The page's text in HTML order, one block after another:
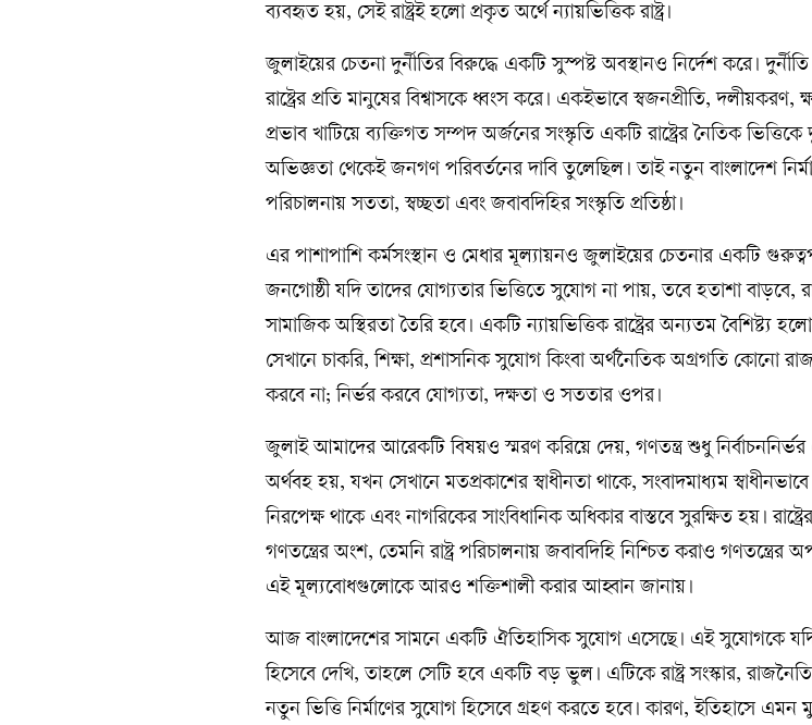
ব্যবহৃত হয়, সেই রাষ্ট্রই হলো প্রকৃত অর্থে ন্যায়ভিত্তিক রাষ্ট্র।
জুলাইয়ের চেতনা দুর্নীতির বিরুদ্ধে একটি সুস্পষ্ট অবস্থানও নির্দেশ করে।
রাষ্ট্রের প্রতি মানুষের বিশ্বাসকে ধ্বংস করে। একইভাবে স্বজনপ্রীতি,
প্রভাব খাটিয়ে ব্যক্তিগত সম্পদ অর্জনের সংস্কৃতি একটি রাষ্ট্রের নৈতিক
অভিজ্ঞতা থেকেই জনগণ পরিবর্তনের দাবি তুলেছিল। তাই নতুন বাংলাদেশ
পরিচালনায় সততা, স্বচ্ছতা এবং জবাবদিহির সংস্কৃতি প্রতিষ্ঠা।
এর পাশাপাশি কর্মসংস্থান ও মেধার মূল্যায়নও জুলাইয়ের চেতনার একটি
জনগোষ্ঠী যদি তাদের যোগ্যতার ভিত্তিতে সুযোগ না পায়, তবে হতাশা বাড়বে,
সামাজিক অস্থিরতা তৈরি হবে। একটি ন্যায়ভিত্তিক রাষ্ট্রের অন্যতম বৈশিষ্ট্য
সেখানে চাকরি, শিক্ষা, প্রশাসনিক সুযোগ কিংবা অর্থনৈতিক অগ্রগতি কোনো
করবে না; নির্ভর করবে যোগ্যতা, দক্ষতা ও সততার ওপর।
জুলাই আমাদের আরেকটি বিষয়ও স্মরণ করিয়ে দেয়, গণতন্ত্র শুধু
অর্থবহ হয়, যখন সেখানে মতপ্রকাশের স্বাধীনতা থাকে, সংবাদমাধ্যম
নিরপেক্ষ থাকে এবং নাগরিকের সাংবিধানিক অধিকার বাস্তবে সুরক্ষিত হয়।
গণতন্ত্রের অংশ, তেমনি রাষ্ট্র পরিচালনায় জবাবদিহি নিশ্চিত করাও গণতন্ত্রের
এই মূল্যবোধগুলোকে আরও শক্তিশালী করার আহ্বান জানায়।
আজ বাংলাদেশের সামনে একটি ঐতিহাসিক সুযোগ এসেছে। এই সুযোগকে
হিসেবে দেখি, তাহলে সেটি হবে একটি বড় ভুল। এটিকে রাষ্ট্র সংস্কার,
নতুন ভিত্তি নির্মাণের সুযোগ হিসেবে গ্রহণ করতে হবে। কারণ, ইতিহাসে এমন